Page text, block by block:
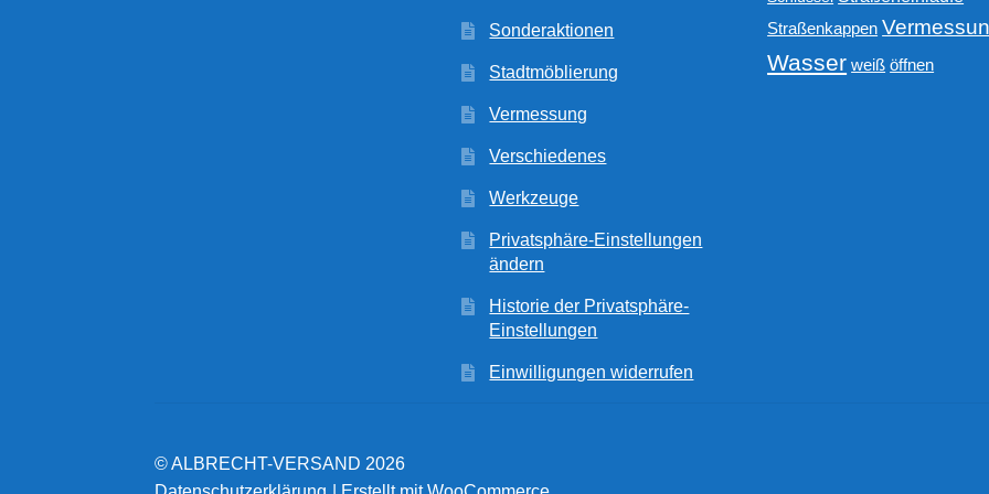
Sonderaktionen
Stadtmöblierung
Vermessung
Verschiedenes
Werkzeuge
Privatsphäre-Einstellungen
ändern
Historie der Privatsphäre-
Einstellungen
Einwilligungen widerrufen
Straßenkappen
Wasser weiß öffnen
© ALBRECHT-VERSAND 2026